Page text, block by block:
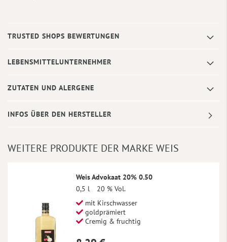
TRUSTED SHOPS BEWERTUNGEN
LEBENSMITTELUNTERNEHMER
ZUTATEN UND ALERGENE
INFOS ÜBER DEN HERSTELLER
WEITERE PRODUKTE DER MARKE WEIS
Weis Advokaat 20% 0.50
0,5 l
20 % Vol.
mit Kirschwasser
goldprämiert
Cremig & fruchtig